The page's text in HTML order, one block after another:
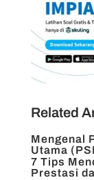
Related
Mengenal
Utama
7 Tips
Prestasi